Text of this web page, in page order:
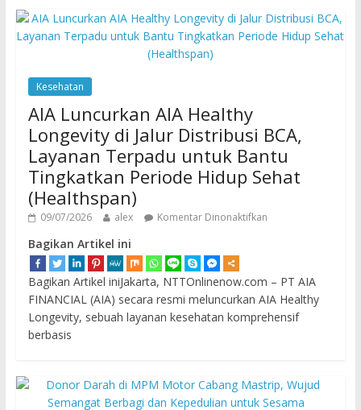
Kesehatan
AIA Luncurkan AIA Healthy
Longevity di Jalur Distribusi BCA,
Layanan Terpadu untuk Bantu
Tingkatkan Periode Hidup Sehat
(Healthspan)
09/07/2026 alex Komentar Dinonaktifkan
Bagikan Artikel ini
Bagikan Artikel iniJakarta, NTTOnlinenow.com – PT AIA
FINANCIAL (AIA) secara resmi meluncurkan AIA Healthy
Longevity, sebuah layanan kesehatan komprehensif
berbasis